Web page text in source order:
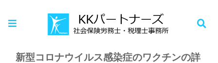
お知らせ
新型コロナウイルス感染症のワクチンの詳